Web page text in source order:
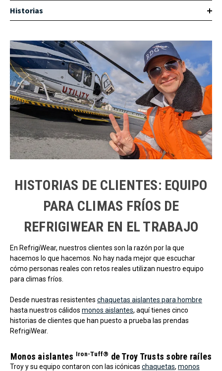
Historias
HISTORIAS DE CLIENTES: EQUIPO
PARA CLIMAS FRÍOS DE
REFRIGIWEAR EN EL TRABAJO
En RefrigiWear, nuestros clientes son la razón por la que
hacemos lo que hacemos. No hay nada mejor que escuchar
cómo personas reales con retos reales utilizan nuestro equipo
para climas fríos.
Desde nuestras resistentes chaquetas aislantes para hombre
hasta nuestros cálidos monos aislantes, aquí tienes cinco
historias de clientes que han puesto a prueba las prendas
RefrigiWear.
Monos aislantes Iron-Tuff® de Troy Trusts sobre raíles
Troy y su equipo contaron con las icónicas chaquetas, monos